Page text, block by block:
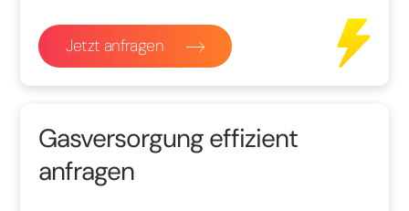
Jetzt anfragen
Gasversorgung effizient
anfragen